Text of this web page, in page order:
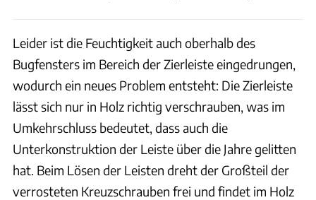
Leider ist die Feuchtigkeit auch oberhalb des
Bugfensters im Bereich der Zierleiste eingedrungen,
wodurch ein neues Problem entsteht: Die Zierleiste
lässt sich nur in Holz richtig verschrauben, was im
Umkehrschluss bedeutet, dass auch die
Unterkonstruktion der Leiste über die Jahre gelitten
hat. Beim Lösen der Leisten dreht der Großteil der
verrosteten Kreuzschrauben frei und findet im Holz